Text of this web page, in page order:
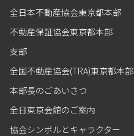
全日本不動産協会東京都本部
不動産保証協会東京都本部
支部
全国不動産協会(TRA)東京都本部
本部長のごあいさつ
全日東京会館のご案内
協会シンボルとキャラクター